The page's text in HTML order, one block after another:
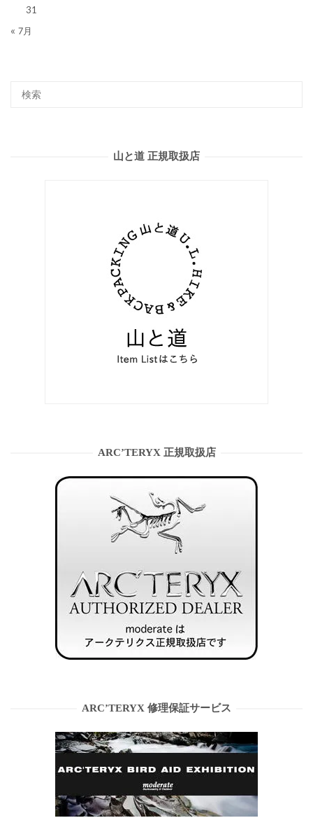
31
« 7月
山と道 正規取扱店
ARC’TERYX 正規取扱店
ARC’TERYX 修理保証サービス